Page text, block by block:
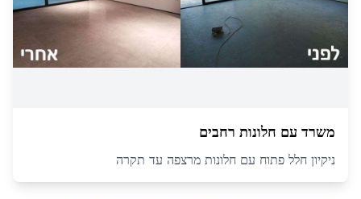
משרד עם חלונות רחבים
ניקיון חלל פתוח עם חלונות מרצפה עד תקרה